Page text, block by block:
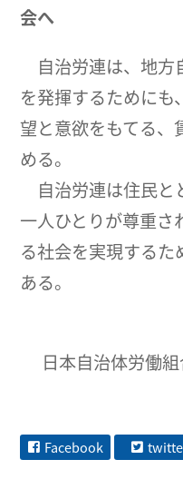
会へ
自治労連は、地方
を発揮するためにも
望と意欲をもてる、
める。
自治労連は住民と
一人ひとりが尊重さ
る社会を実現する
ある。
日本自治体労働
Facebook